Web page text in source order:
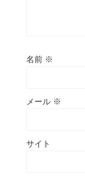
名前 ※
メール ※
サイト